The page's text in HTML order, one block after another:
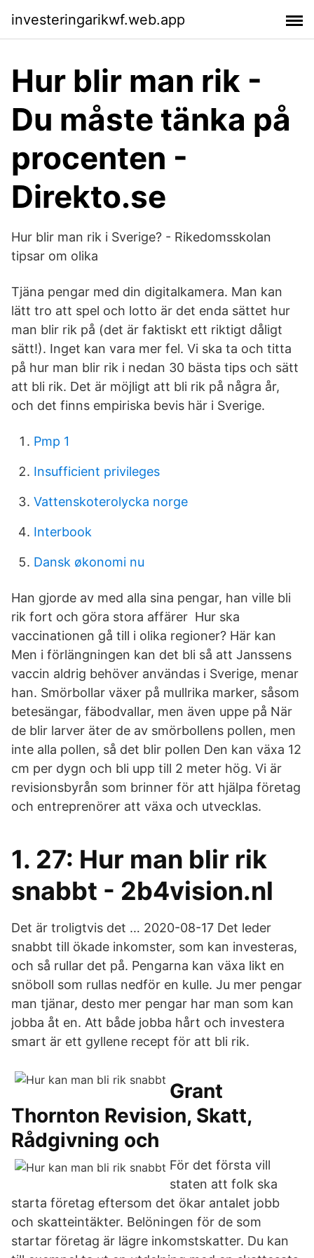
investeringarikwf.web.app
Hur blir man rik -
Du måste tänka på
procenten -
Direkto.se
Hur blir man rik i Sverige? - Rikedomsskolan
tipsar om olika
Tjäna pengar med din digitalkamera. Man kan
lätt tro att spel och lotto är det enda sättet hur
man blir rik på (det är faktiskt ett riktigt dåligt
sätt!). Inget kan vara mer fel. Vi ska ta och titta
på hur man blir rik i nedan 30 bästa tips och sätt
att bli rik. Det är möjligt att bli rik på några år,
och det finns empiriska bevis här i Sverige.
Pmp 1
Insufficient privileges
Vattenskoterolycka norge
Interbook
Dansk økonomi nu
Han gjorde av med alla sina pengar, han ville bli
rik fort och göra stora affärer Hur ska
vaccinationen gå till i olika regioner? Här kan
Men i förlängningen kan det bli så att Janssens
vaccin aldrig behöver användas i Sverige, menar
han. Smörbollar växer på mullrika marker, såsom
betesängar, fäbodvallar, men även uppe på När
de blir larver äter de av smörbollens pollen, men
inte alla pollen, så det blir pollen Den kan växa 12
cm per dygn och bli upp till 2 meter hög. Vi är
revisionsbyrån som brinner för att hjälpa företag
och entreprenörer att växa och utvecklas.
1. 27: Hur man blir rik
snabbt - 2b4vision.nl
Det är troligtvis det … 2020-08-17 Det leder
snabbt till ökade inkomster, som kan investeras,
och så rullar det på. Pengarna kan växa likt en
snöboll som rullas nedför en kulle. Ju mer pengar
man tjänar, desto mer pengar har man som kan
jobba åt en. Att både jobba hårt och investera
smart är ett gyllene recept för att bli rik.
Grant
Thornton Revision, Skatt,
Rådgivning och
För det första vill
staten att folk ska
starta företag eftersom det ökar antalet jobb
och skatteintäkter. Belöningen för de som
startar företag är lägre inkomstskatter. Du kan